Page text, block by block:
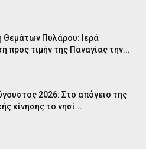
Θεμάτων Πυλάρου: Ιερά
προς τιμήν της Παναγίας την...
2026: Στο απόγειο της
κίνησης το νησί...